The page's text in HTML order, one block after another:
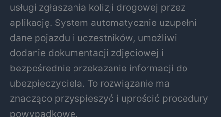
usługi zgłaszania kolizji drogowej przez
aplikację. System automatycznie uzupełni
dane pojazdu i uczestników, umożliwi
dodanie dokumentacji zdjęciowej i
bezpośrednie przekazanie informacji do
ubezpieczyciela. To rozwiązanie ma
znacząco przyspieszyć i uprościć procedury
powypadkowe.